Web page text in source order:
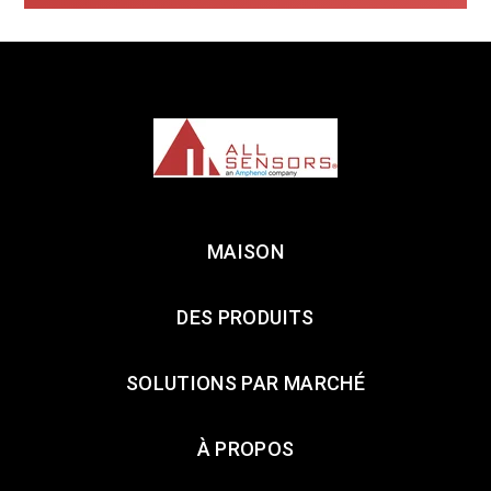
MAISON
DES PRODUITS
SOLUTIONS PAR MARCHÉ
À PROPOS